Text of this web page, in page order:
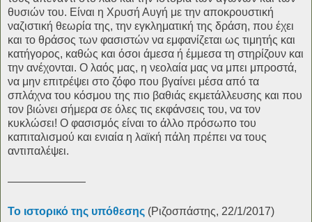
θυσιών του. Είναι η Χρυσή Αυγή με την αποκρουστική
ναζιστική θεωρία της, την εγκληματική της δράση, που έχει
και το θράσος των φασιστών να εμφανίζεται ως τιμητής και
κατήγορος, καθώς και όσοι άμεσα ή έμμεσα τη στηρίζουν και
την ανέχονται. Ο λαός μας, η νεολαία μας να μπει μπροστά,
να μην επιτρέψει στο ζόφο που βγαίνει μέσα από τα
σπλάχνα του κόσμου της πιο βαθιάς εκμετάλλευσης και που
τον βιώνει σήμερα σε όλες τις εκφάνσεις του, να τον
κυκλώσει! Ο φασισμός είναι το άλλο πρόσωπο του
καπιταλισμού και ενιαία η λαϊκή πάλη πρέπει να τους
αντιπαλέψει.
———————
Το ιστορικό της υπόθεσης (Ριζοσπάστης, 22/1/2017)